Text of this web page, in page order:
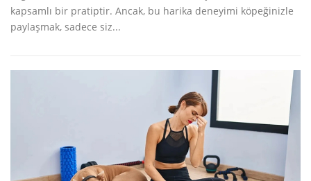
kapsamlı bir pratiptir. Ancak, bu harika deneyimi köpeğinizle
paylaşmak, sadece siz...